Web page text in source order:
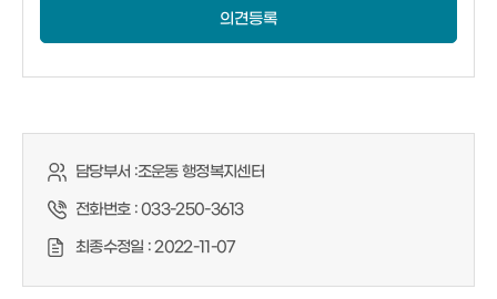
의견등록
담당부서 :조운동 행정복지센터
전화번호 :033-250-3613
최종수정일 :2022-11-07